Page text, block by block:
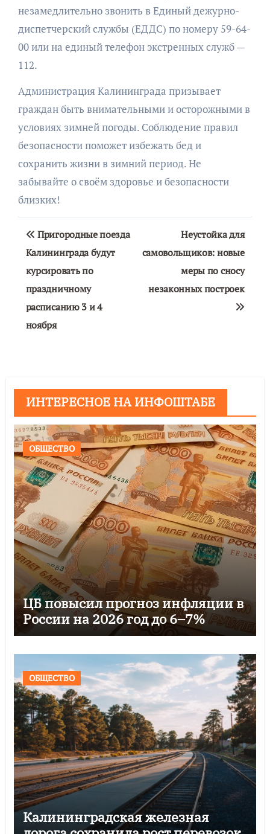
незамедлительно звонить в Единый дежурно-
диспетчерский службы (ЕДДС) по номеру 59-64-
00 или на единый телефон экстренных служб —
112.
Администрация Калининграда призывает
граждан быть внимательными и осторожными в
условиях зимней погоды. Соблюдение правил
безопасности поможет избежать бед и
сохранить жизни в зимний период. Не
забывайте о своём здоровье и безопасности
близких!
Навигация
по
записям
Пригородные поезда
Калининграда будут
курсировать по
праздничному
расписанию 3 и 4
ноября
Неустойка для
самовольщиков: новые
меры по сносу
незаконных построек
ИНТЕРЕСНОЕ НА ИНФОШТАБЕ
ОБЩЕСТВО
ЦБ повысил прогноз инфляции в
России на 2026 год до 6–7%
ОБЩЕСТВО
Калининградская железная